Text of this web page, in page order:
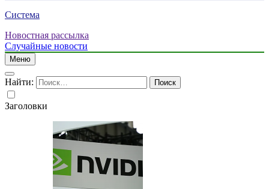
Система
Новостная рассылка
Случайные новости
Меню
Найти:
Заголовки